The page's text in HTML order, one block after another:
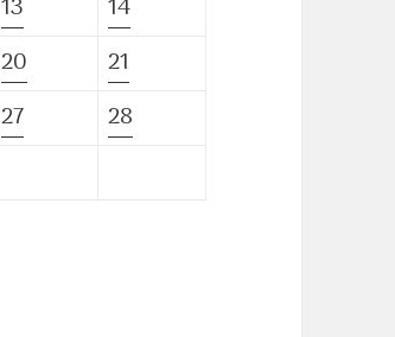
13
14
20
21
27
28